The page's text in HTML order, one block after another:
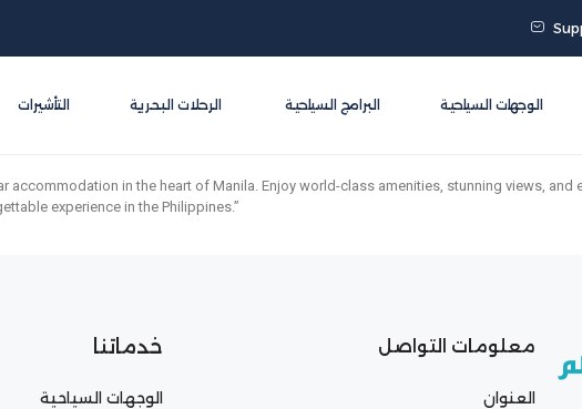
الوجهات السياحية البرامج السياحية الرحلات البحرية التأشيرات
accommodation in the heart of Manila. Enjoy world-class amenities, stunning views,
experience in the Philippines.”
معلومات التواصل
العنوان
خدماتنا
الوجهات السياحية